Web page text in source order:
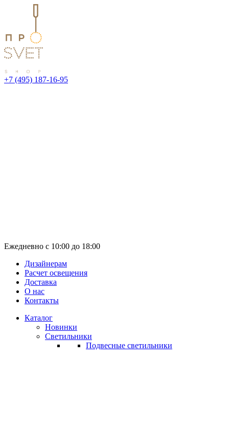
+7 (495) 187-16-95
Ежедневно с 10:00 до 18:00
Дизайнерам
Расчет освещения
Доставка
О нас
Контакты
Каталог
Новинки
Светильники
Подвесные светильники